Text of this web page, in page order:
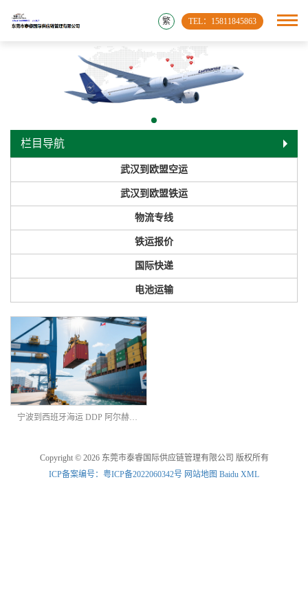
TEL：15811845863
繁
栏目导航
武汉到欧盟空运
武汉到欧盟铁运
物流专线
铁运报价
国际快递
电池运输
宁波到西班牙海运 DDP 阿尔赫西拉斯港海派双清
Copyright © 2026 东莞市泰睿国际供应链管理有限公司 版权所有
ICP备案编号：粤ICP备2022060342号 网站地图 Baidu XML